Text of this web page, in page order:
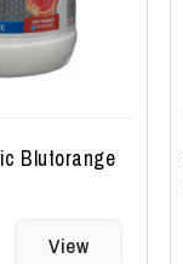
Blutorange
View